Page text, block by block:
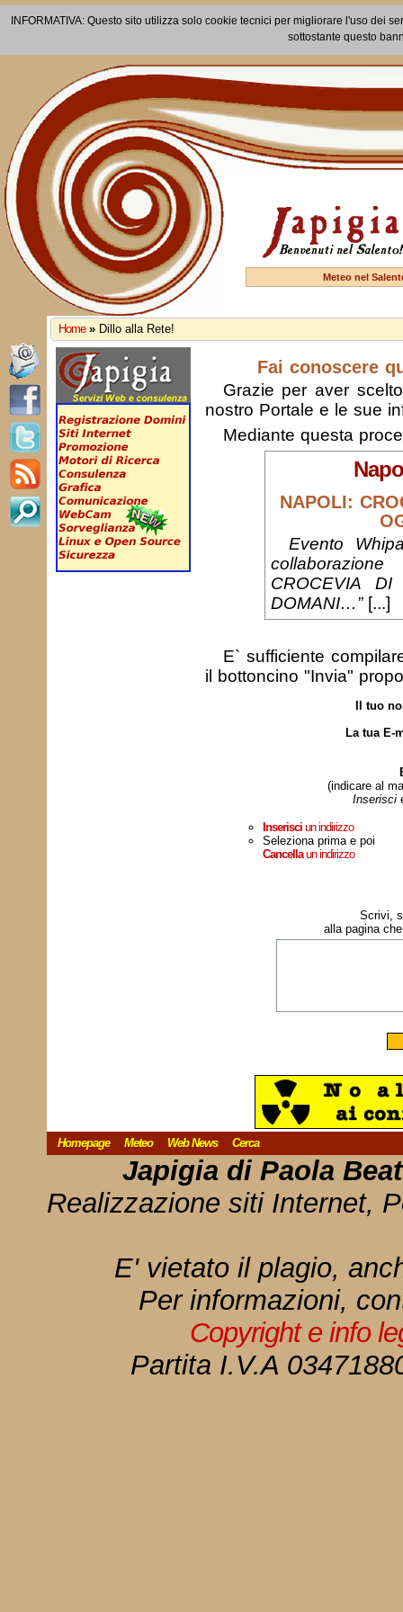
INFORMATIVA: Questo sito utilizza solo cookie tecnici per migliorare l'uso dei
sottostante questo
Meteo nel
Home » Dillo alla Rete!
Fai conoscere
Grazie per aver
nostro Portale e le sue
Mediante questa
NAPOLI:
Evento
CROCEVIA
DOMANI…” [...]
E` sufficiente
il bottoncino "Invia"
Il tuo
La tua E-
(indicare al
Inserisci
Inserisciun indirizzo
Seleziona prima e poi
Cancellaun indirizzo
Scrivi,
alla pagina
Homepage Meteo Web News Cerca
Japigia di Paola
Realizzazione siti Internet,
E' vietato il plagio,
Per informazioni,
Copyright e info
Partita I.V.A